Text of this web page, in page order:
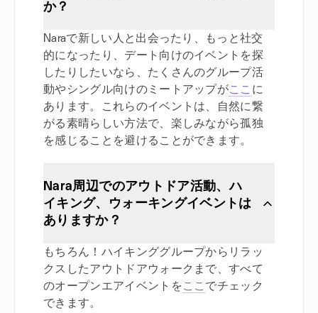
か？
Naraで新しい人と出会ったり、もっと社交
的になったり、デート向けのイベントを探
したりしたいなら、たくさんのグループ活
動やシングル向けのミートアップがここ に
あります。これらのイベントは、自然に繋
がる素晴らしい方法で、楽しみながら孤独
を感じることを避けることができます。
Nara周辺でのアウトドア活動、ハ
イキング、ウォーキングイベントは
ありますか？
もちろん！ハイキンググループからリラッ
クスしたアウトドアウォークまで、すべて
のオープンエアイベントをここ でチェック
できます。